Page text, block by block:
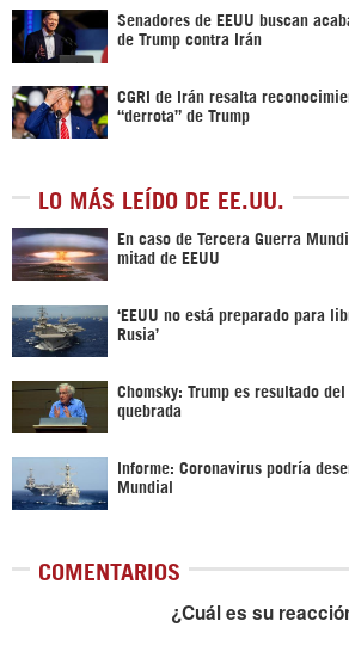
Senadores de EEUU buscan
de Trump contra Irán
CGRI de Irán resalta
“derrota” de Trump
LO MÁS LEÍDO DE EE.UU.
En caso de Tercera Guerra
mitad de EEUU
‘EEUU no está preparado para
Rusia’
Chomsky: Trump es resultado
quebrada
Informe: Coronavirus podría
Mundial
COMENTARIOS